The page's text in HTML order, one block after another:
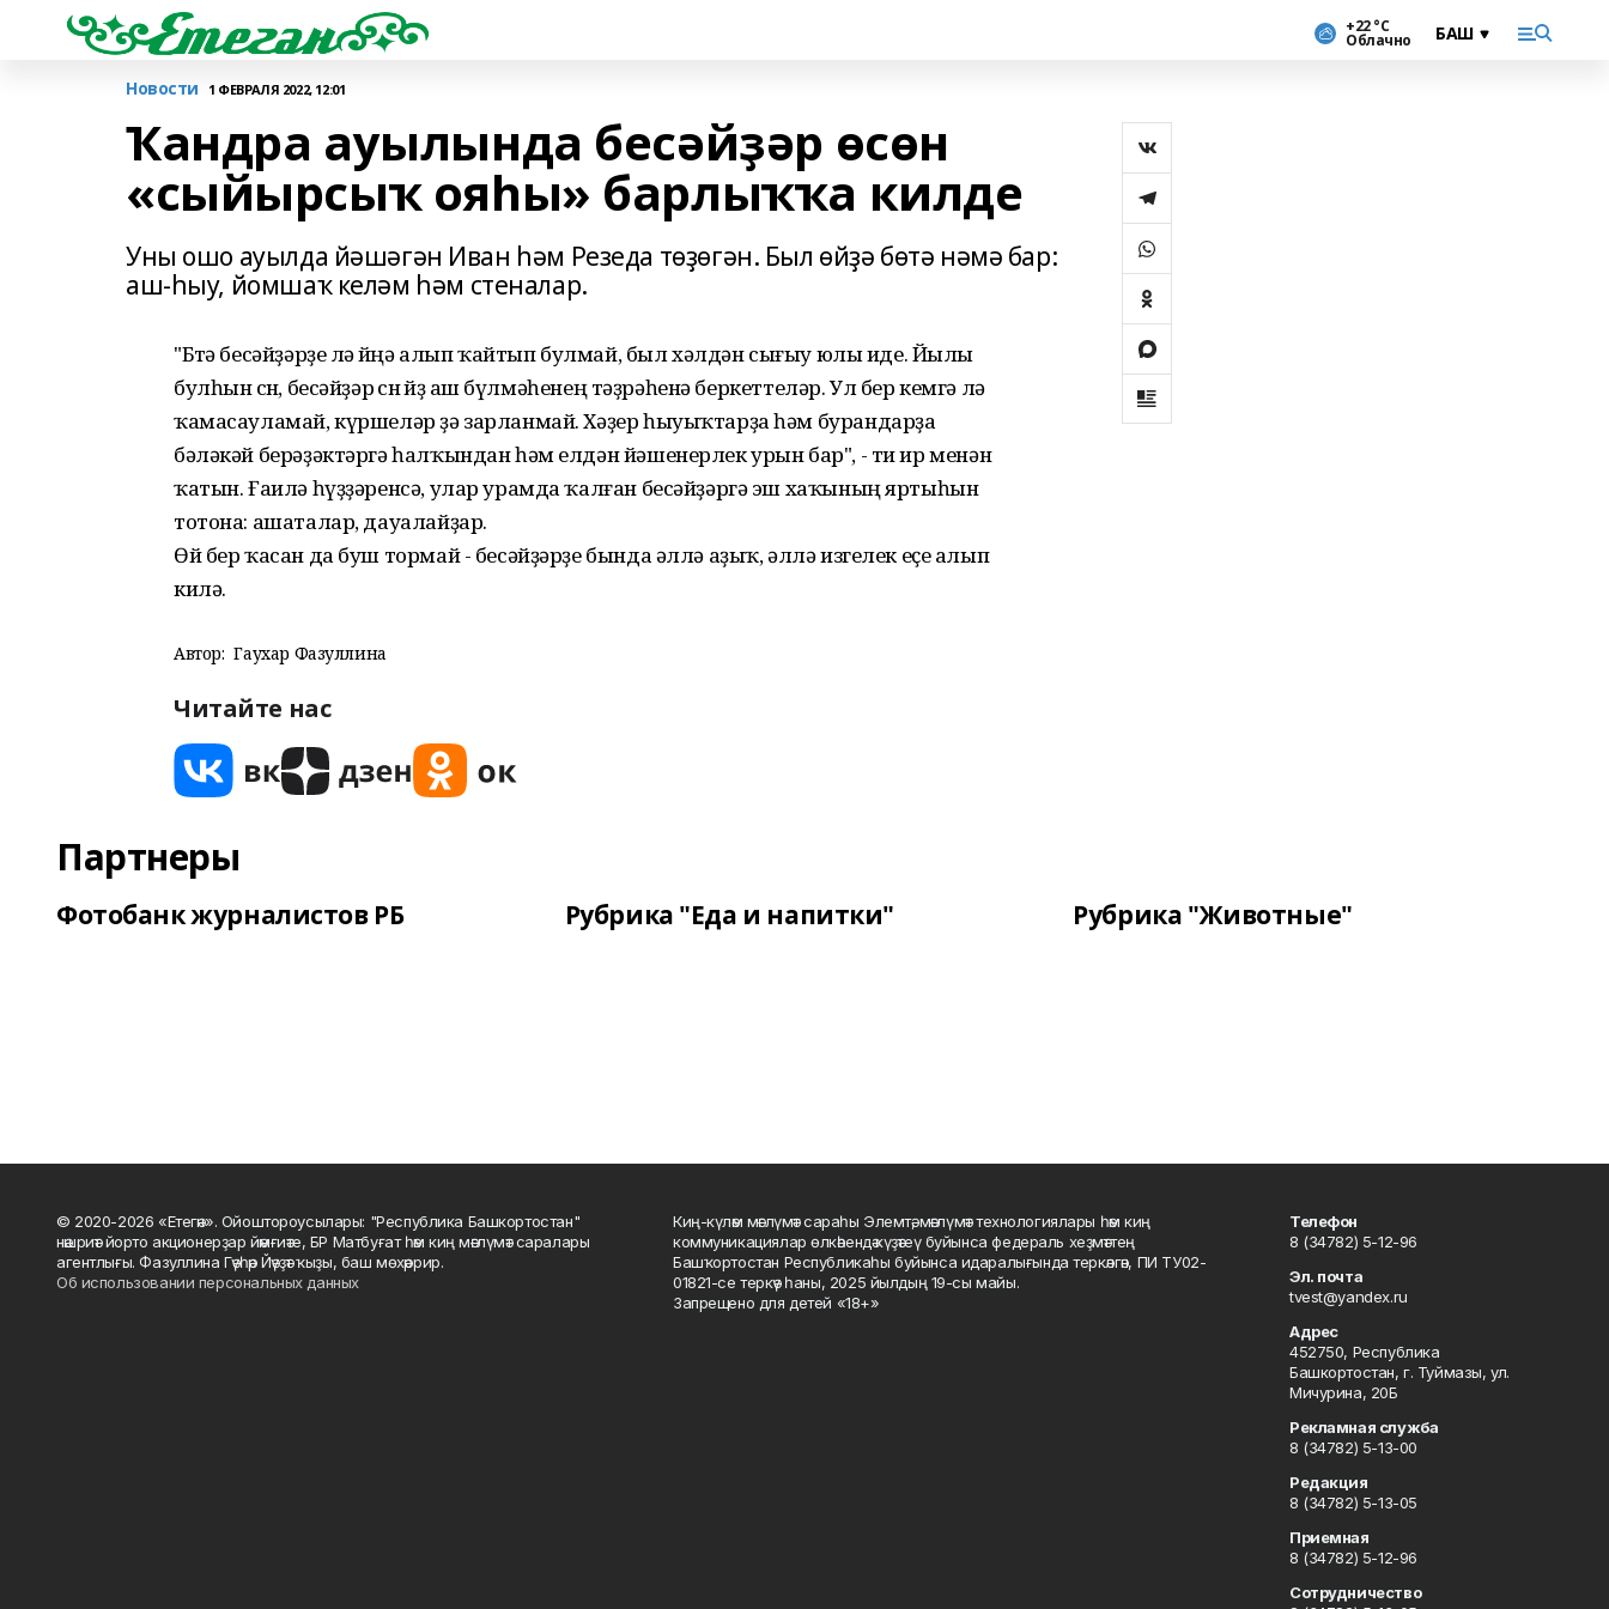
+22 °С
Облачно
Новости 1 ФЕВРАЛЯ 2022, 12:01
Ҡандра ауылында бесәйҙәр өсөн
«сыйырсыҡ ояһы» барлыҡҡа килде
Уны ошо ауылда йәшәгән Иван һәм Резеда төҙөгән. Был өйҙә бөтә нәмә бар:
аш-һыу, йомшаҡ келәм һәм стеналар.
"Бөтә бесәйҙәрҙе лә өйөңә алып ҡайтып булмай, был хәлдән сығыу юлы иде. Йылы
булһын өсөн, бесәйҙәр өсөн өйҙө аш бүлмәһенең тәҙрәһенә беркеттеләр. Ул бер кемгә лә
ҡамасауламай, күршеләр ҙә зарланмай. Хәҙер һыуыҡтарҙа һәм бурандарҙа
бәләкәй берәҙәктәргә һалҡындан һәм елдән йәшенерлек урын бар", - ти ир менән
ҡатын. Ғаилә һүҙҙәренсә, улар урамда ҡалған бесәйҙәргә эш хаҡының яртыһын
тотона: ашаталар, дауалайҙар.
Өй бер ҡасан да буш тормай - бесәйҙәрҙе бында әллә аҙыҡ, әллә изгелек еҫе алып
килә.
Автор: Гаухар Фазуллина
Читайте нас
Партнеры
Фотобанк журналистов РБ Рубрика "Еда и напитки" Рубрика "Животные"
© 2020-2026 «Етегән». Ойоштороусылары: "Республика Башкортостан"
нәшриәт йорто акционерҙар йәмғиәте, БР Матбуғат һәм киң мәғлүмәт саралары
агентлығы. Фазуллина Гәүһәр Йәүҙәт ҡыҙы, баш мөхәррир.
Об использовании персональных данных
Киң-күләм мәғлүмәт сараһы Элемтә, мәғлүмәт технологиялары һәм киң
коммуникациялар өлкәһендә күҙәтеү буйынса федераль хеҙмәттең
Башҡортостан Республикаһы буйынса идаралығында теркәлгән, ПИ ТУ02-
01821-се теркәү һаны, 2025 йылдың 19-сы майы.
Запрещено для детей «18+»
Телефон
8 (34782) 5-12-96
Эл. почта
tvest@yandex.ru
Адрес
452750, Республика
Башкортостан, г. Туймазы, ул.
Мичурина, 20Б
Рекламная служба
8 (34782) 5-13-00
Редакция
8 (34782) 5-13-05
Приемная
8 (34782) 5-12-96
Сотрудничество